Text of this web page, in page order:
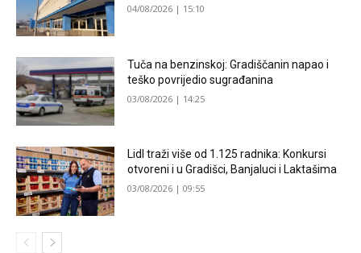
04/08/2026 | 15:10
Tuča na benzinskoj: Gradiščanin napao i
teško povrijedio sugrađanina
03/08/2026 | 14:25
Lidl traži više od 1.125 radnika: Konkursi
otvoreni i u Gradišci, Banjaluci i Laktašima
03/08/2026 | 09:55